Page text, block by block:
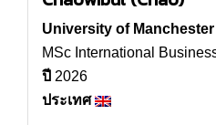
University of Manchester
MSc International
ปี 2026
ประเทศ